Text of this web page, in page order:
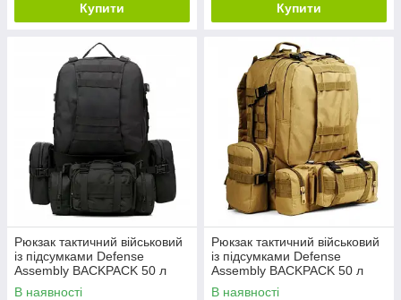
Купити Купити
Рюкзак тактичний військовий
із підсумками Defense
Assembly BACKPACK 50 л
чорний
В наявності
Рюкзак тактичний військовий
із підсумками Defense
Assembly BACKPACK 50 л
койот
В наявності